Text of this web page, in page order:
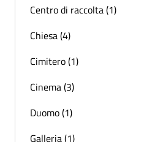
Centro di raccolta (1)
Chiesa (4)
Cimitero (1)
Cinema (3)
Duomo (1)
Galleria (1)